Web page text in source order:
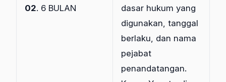
02. 6 BULAN
dasar hukum yang
digunakan, tanggal
berlaku, dan nama
pejabat
penandatangan.